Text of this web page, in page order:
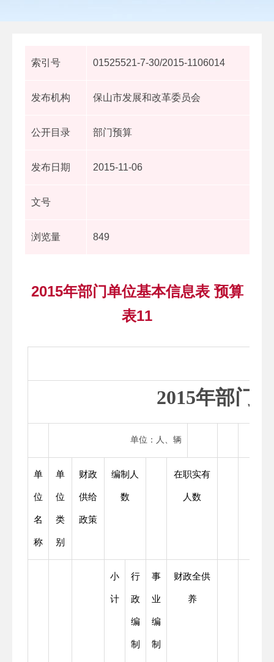
索引号 01525521-7-30/2015-1106014
发布机构 保山市发展和改革委员会
公开目录 部门预算
发布日期 2015-11-06
文号
浏览量 849
2015年部门单位基本信息表 预算
表11
2015年
单位：人、辆
单
位
名
称
单
位
类
别
财政
供给
政策
编制人
数
在职实有
人数
小
计
行
政
编
制
事
业
编
制
财政全供
养